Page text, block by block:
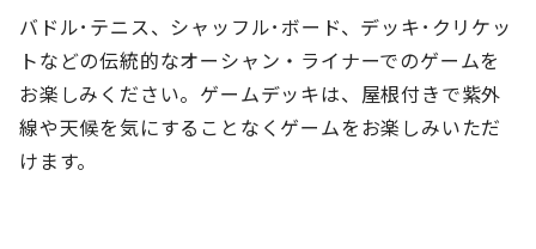
バドル･テニス、シャッフル･ボード、デッキ･クリケッ
トなどの伝統的なオーシャン・ライナーでのゲームを
お楽しみください。ゲームデッキは、屋根付きで紫外
線や天候を気にすることなくゲームをお楽しみいただ
けます。